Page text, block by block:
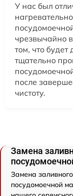
У нас был
чрезвычайно
том, что будет
тщательно
после
чистоту.
Замена
Замена
посудомоечной